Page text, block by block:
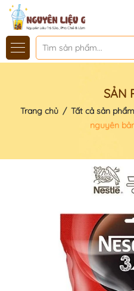
SẢN
Trang chủ / Tất cả sản phẩm
nguyên